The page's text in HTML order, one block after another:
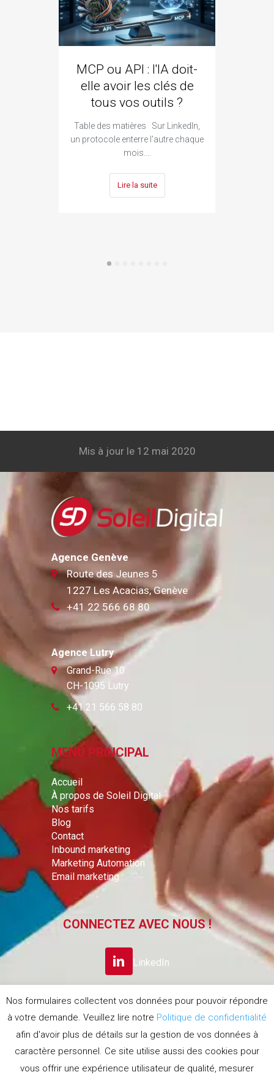
MCP ou API : l'IA doit-
elle avoir les clés de
tous vos outils ?
Table des matières Sur LinkedIn,
un protocole enterre l'autre chaque
mois.…
Lire la suite
Mis à jour le 12 mai 2020
Agence Genève
Route des Jeunes 5
1227 Les Acacias, Genève
+41 22 566 68 80
Agence Lutry
Grand-Rue 10
CH-1095 Lutry
+41 21 566 58 80
MENU PRINCIPAL
Accueil
À propos de Soleil Digital
Nos tarifs
Blog
Contact
Inbound marketing
Marketing Automation
Email marketing
CONNECTEZ AVEC NOUS !
LinkedIn
S’INSCRIRE A LA
NEWSLETTER
Politique de confidentialité
Politique d'utilisation des cookies
Nos formulaires collectent vos données pour pouvoir répondre
à votre demande. Veuillez lire notre Politique de confidentialité
afin d'avoir plus de détails sur la gestion de vos données à
caractère personnel. Ce site utilise aussi des cookies pour
vous offrir une expérience utilisateur de qualité, mesurer